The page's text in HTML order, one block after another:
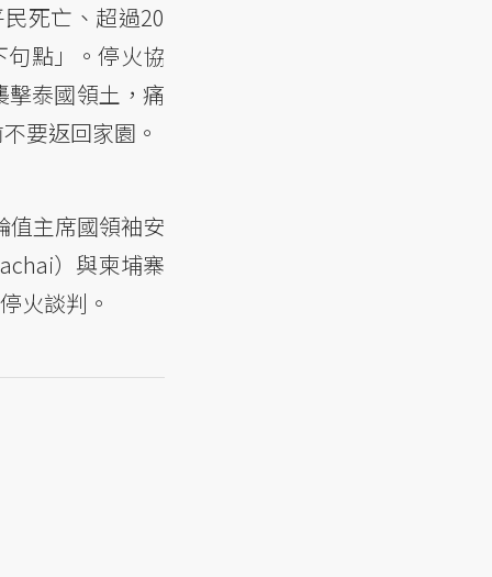
死亡、超過20
點」。停火協
泰國領土，痛
要返回家園。
值主席國領袖安
）與柬埔寨
火談判。